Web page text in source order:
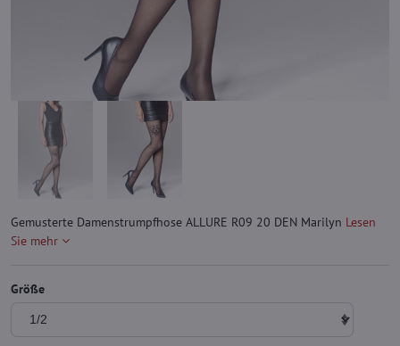
Gemusterte Damenstrumpfhose ALLURE R09 20 DEN Marilyn Lesen
Sie mehr
Größe